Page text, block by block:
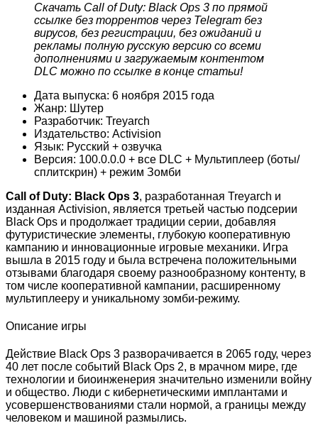
Скачать Call of Duty: Black Ops 3 по прямой
ссылке без торрентов через Telegram без
вирусов, без регистрации, без ожиданий и
рекламы полную русскую версию со всеми
дополнениями и загружаемым контентом
DLC можно по ссылке в конце статьи!
Дата выпуска: 6 ноября 2015 года
Жанр: Шутер
Разработчик: Treyarch
Издательство: Activision
Язык: Русский + озвучка
Версия: 100.0.0.0 + все DLC + Мультиплеер (боты/
сплитскрин) + режим Зомби
Call of Duty: Black Ops 3, разработанная Treyarch и
изданная Activision, является третьей частью подсерии
Black Ops и продолжает традиции серии, добавляя
футуристические элементы, глубокую кооперативную
кампанию и инновационные игровые механики. Игра
вышла в 2015 году и была встречена положительными
отзывами благодаря своему разнообразному контенту, в
том числе кооперативной кампании, расширенному
мультиплееру и уникальному зомби-режиму.
Описание игры
Действие Black Ops 3 разворачивается в 2065 году, через
40 лет после событий Black Ops 2, в мрачном мире, где
технологии и биоинженерия значительно изменили войну
и общество. Люди с кибернетическими имплантами и
усовершенствованиями стали нормой, а границы между
человеком и машиной размылись.